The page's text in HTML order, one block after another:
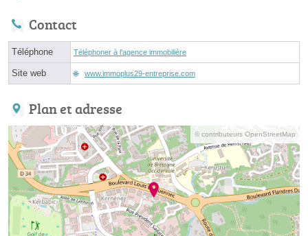
Contact
Téléphone Téléphoner à l'agence immobilière
Site web www.immoplus29-entreprise.com
Plan et adresse
© contributeurs OpenStreetMap